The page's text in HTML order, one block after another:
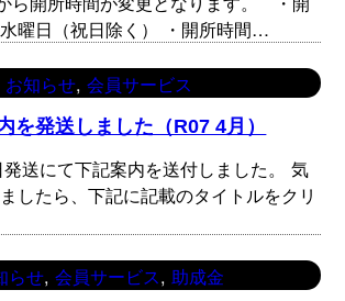
曜日（祝日除く） ・開所時間…
お知らせ, 会員サービス
を発送しました（R07 4月）
送にて下記案内を送付しました。 気
したら、下記に記載のタイトルをクリ
らせ, 会員サービス, 助成金